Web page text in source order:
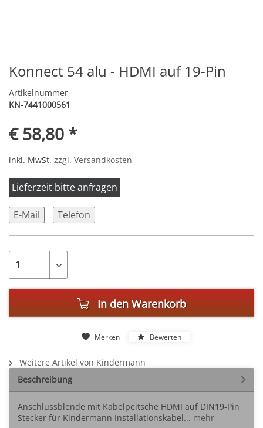
Konnect 54 alu - HDMI auf 19-Pin
Artikelnummer
KN-7441000561
€ 58,80 *
inkl. MwSt. zzgl. Versandkosten
Lieferzeit bitte anfragen
E-Mail Telefon
In den Warenkorb
Merken Bewerten
Weitere Artikel von Kindermann
Beschreibung
Anschlussblende mit Kabelpeitsche HDMI auf DIN19-Pin
Stecker für Kindermann Installationskabel... mehr